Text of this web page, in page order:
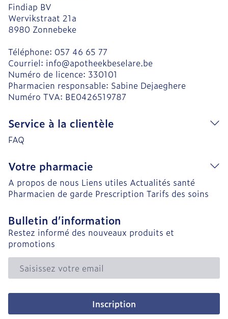
Findiap BV
Wervikstraat 21a
8980 Zonnebeke
Téléphone: 057 46 65 77
Courriel: info@apotheekbeselare.be
Numéro de licence: 330101
Pharmacien responsable: Sabine Dejaeghere
Numéro TVA: BE0426519787
Service à la clientèle
FAQ
Votre pharmacie
A propos de nous Liens utiles Actualités santé
Pharmacien de garde Prescription Tarifs des soins
Bulletin d’information
Restez informé des nouveaux produits et
promotions
Adresse mail
Inscription